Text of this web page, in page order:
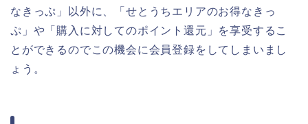
なきっぷ」以外に、「せとうちエリアのお得なきっ
ぷ」や「購入に対してのポイント還元」を享受するこ
とができるのでこの機会に会員登録をしてしまいまし
ょう。